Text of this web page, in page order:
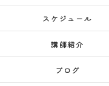
スケジュール
講師紹介
ブログ